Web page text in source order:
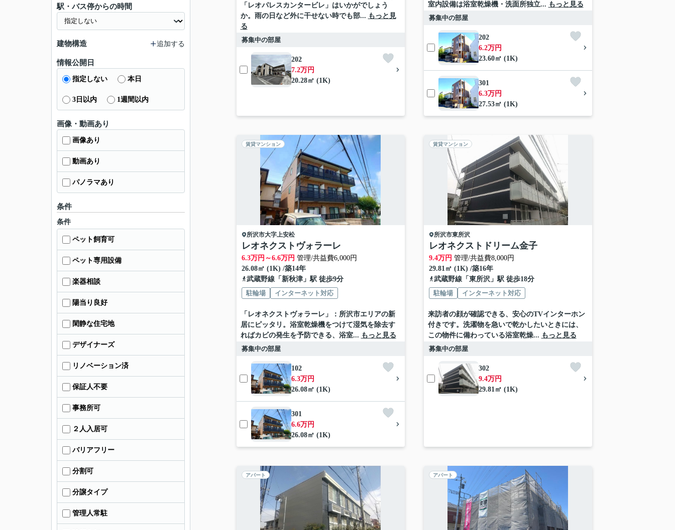
「レオパレスカンタービレ」はいかがでしょう
か。雨の日など外に干せない時でも部... もっと見
る
募集中の部屋
202
7.2万円
20.28㎡ (1K)
室内設備は浴室乾燥機・洗面所独立... もっと見る
募集中の部屋
202
6.2万円
23.60㎡ (1K)
301
6.3万円
27.53㎡ (1K)
賃貸マンション
所沢市大字上安松
レオネクストヴォラーレ
6.3万円～6.6万円 管理/共益費6,000円
26.08㎡ (1K) /築14年
武蔵野線「 新秋津」駅 徒歩9分
駐輪場
インターネット対応
「レオネクストヴォラーレ」：所沢市エリアの新
居にピッタリ。浴室乾燥機をつけて湿気を除去す
ればカビの発生を予防できる、浴室... もっと見る
募集中の部屋
102
6.3万円
26.08㎡ (1K)
301
6.6万円
26.08㎡ (1K)
賃貸マンション
所沢市東所沢
レオネクストドリーム金子
9.4万円 管理/共益費8,000円
29.81㎡ (1K) /築16年
武蔵野線「 東所沢」駅 徒歩18分
駐輪場
インターネット対応
来訪者の顔が確認できる、安心のTVインターホン
付きです。洗濯物を急いで乾かしたいときには、
この物件に備わっている浴室乾燥... もっと見る
募集中の部屋
302
9.4万円
29.81㎡ (1K)
アパート アパート
駅・バス停からの時間
建物構造 追加する
情報公開日
指定しない 本日
3日以内 1週間以内
画像・動画あり
画像あり
動画あり
パノラマあり
条件
条件
ペット飼育可
ペット専用設備
楽器相談
陽当り良好
閑静な住宅地
デザイナーズ
リノベーション済
保証人不要
事務所可
２人入居可
バリアフリー
分割可
分譲タイプ
管理人常駐